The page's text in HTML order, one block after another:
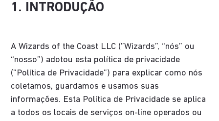
1. INTRODUÇÃO
A Wizards of the Coast LLC (”Wizards”, “nós” ou
“nosso”) adotou esta política de privacidade
(”Política de Privacidade”) para explicar como nós
coletamos, guardamos e usamos suas
informações. Esta Política de Privacidade se aplica
a todos os locais de serviços on-line operados ou